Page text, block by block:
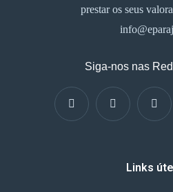
prestar os seus
Siga-nos nas
Links